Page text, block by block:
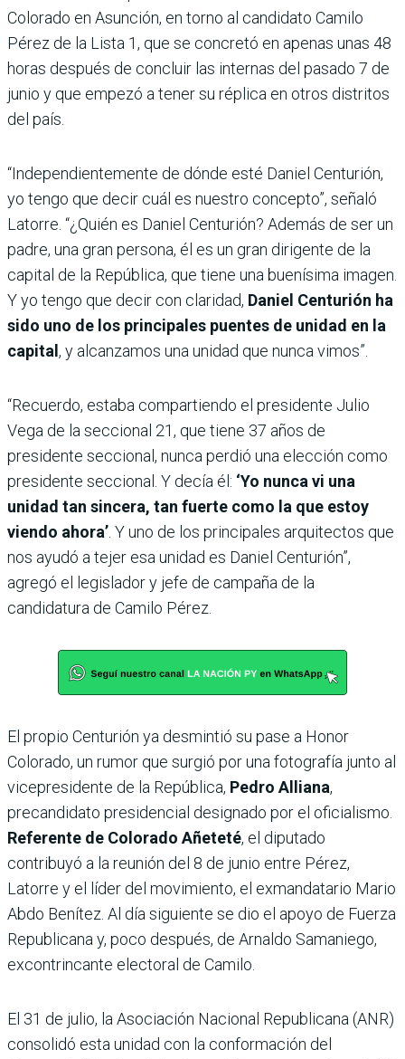
Colorado en Asunción, en torno al candidato Camilo
Pérez de la Lista 1, que se concretó en apenas unas 48
horas después de concluir las internas del pasado 7 de
junio y que empezó a tener su réplica en otros distritos
del país.
“Independientemente de dónde esté Daniel Centurión,
yo tengo que decir cuál es nuestro concepto”, señaló
Latorre. “¿Quién es Daniel Centurión? Además de ser un
padre, una gran persona, él es un gran dirigente de la
capital de la República, que tiene una buenísima imagen.
Y yo tengo que decir con claridad, Daniel Centurión ha
sido uno de los principales puentes de unidad en la
capital, y alcanzamos una unidad que nunca vimos”.
“Recuerdo, estaba compartiendo el presidente Julio
Vega de la seccional 21, que tiene 37 años de
presidente seccional, nunca perdió una elección como
presidente seccional. Y decía él: ‘Yo nunca vi una
unidad tan sincera, tan fuerte como la que estoy
viendo ahora’ . Y uno de los principales arquitectos que
nos ayudó a tejer esa unidad es Daniel Centurión”,
agregó el legislador y jefe de campaña de la
candidatura de Camilo Pérez.
El propio Centurión ya desmintió su pase a Honor
Colorado, un rumor que surgió por una fotografía junto al
vicepresidente de la República, Pedro Alliana,
precandidato presidencial designado por el oficialismo.
Referente de Colorado Añeteté, el diputado
contribuyó a la reunión del 8 de junio entre Pérez,
Latorre y el líder del movimiento, el exmandatario Mario
Abdo Benítez. Al día siguiente se dio el apoyo de Fuerza
Republicana y, poco después, de Arnaldo Samaniego,
excontrincante electoral de Camilo.
El 31 de julio, la Asociación Nacional Republicana (ANR)
consolidó esta unidad con la conformación del